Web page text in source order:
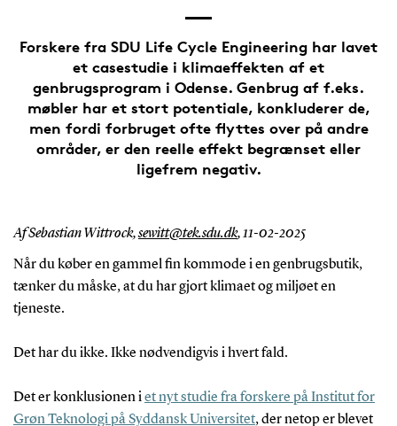
Forskere fra SDU Life Cycle Engineering har lavet
et casestudie i klimaeffekten af et
genbrugsprogram i Odense. Genbrug af f.eks.
møbler har et stort potentiale, konkluderer de,
men fordi forbruget ofte flyttes over på andre
områder, er den reelle effekt begrænset eller
ligefrem negativ.
Af Sebastian Wittrock,sewitt@tek.sdu.dk,11-02-2025
Når du køber en gammel fin kommode i en genbrugsbutik,
tænker du måske, at du har gjort klimaet og miljøet en
tjeneste.
Det har du ikke. Ikke nødvendigvis i hvert fald.
Det er konklusionen iet nyt studie fra forskere på Institut for
Grøn Teknologi på Syddansk Universitet, der netop er blevet